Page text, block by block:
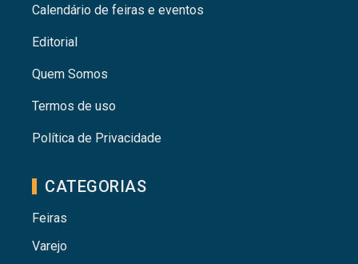
Calendário de feiras e eventos
Editorial
Quem Somos
Termos de uso
Política de Privacidade
CATEGORIAS
Feiras
Varejo